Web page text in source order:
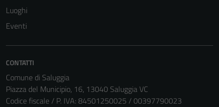
Luoghi
Eventi
CONTATTI
Comune di Saluggia
Piazza del Municipio, 16, 13040 Saluggia VC
Codice fiscale / P. IVA: 84501250025 / 00397790023